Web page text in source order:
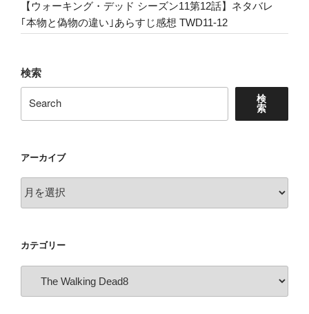
あ
ら
す
感
想
The
Walking
8-
の
【ウォーキング・デッド シーズン11第12話】ネタバレ
｢本物と偽物の違い｣あらすじ感想 TWD11-12
検索
検
索
アーカイブ
ー
ブ
カテゴリー